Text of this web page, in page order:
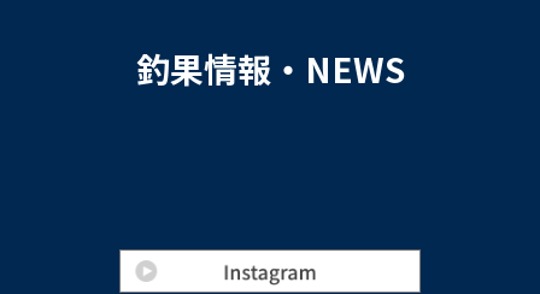
釣果情報・NEWS